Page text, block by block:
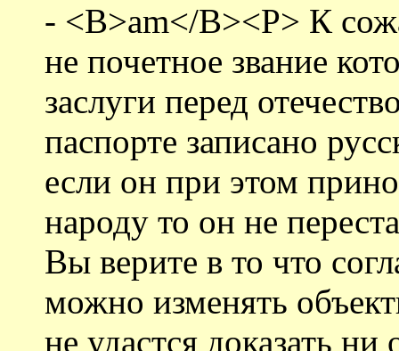
- <B>am</B><P> К
не почетное звание
заслуги перед
паспорте записано
если он при этом
народу то он не
Вы верите в то что
можно изменять
не удастся доказать